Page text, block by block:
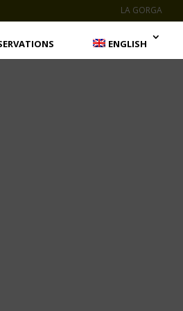
LA GORGA
ENGLISH